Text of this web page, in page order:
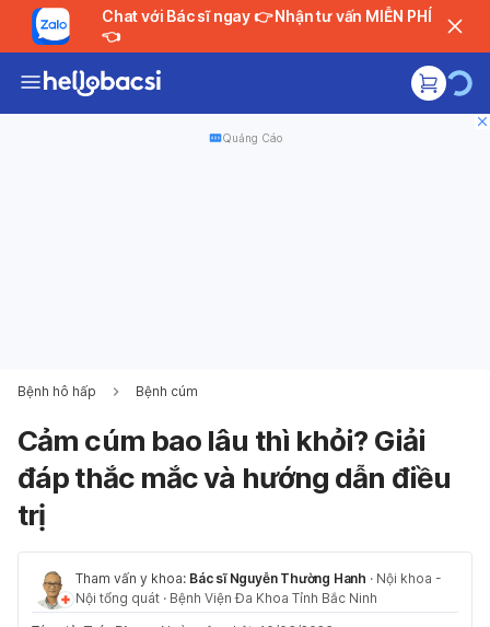
Chat với Bác sĩ ngay 👉 Nhận tư vấn MIỄN PHÍ
👈
Quảng Cáo
Bệnh hô hấp Bệnh cúm
Cảm cúm bao lâu thì khỏi? Giải
đáp thắc mắc và hướng dẫn điều
trị
Tham vấn y khoa: Bác sĩ Nguyễn Thường Hanh · Nội khoa -
Nội tổng quát · Bệnh Viện Đa Khoa Tỉnh Bắc Ninh